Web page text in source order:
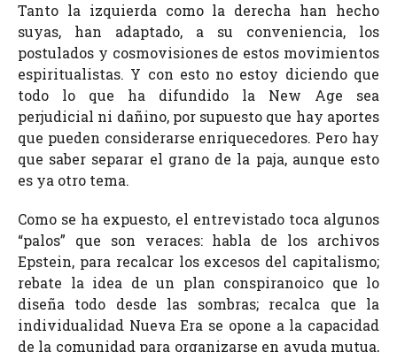
Tanto la izquierda como la derecha han hecho
suyas, han adaptado, a su conveniencia, los
postulados y cosmovisiones de estos movimientos
espiritualistas. Y con esto no estoy diciendo que
todo lo que ha difundido la New Age sea
perjudicial ni dañino, por supuesto que hay aportes
que pueden considerarse enriquecedores. Pero hay
que saber separar el grano de la paja, aunque esto
es ya otro tema.
Como se ha expuesto, el entrevistado toca algunos
“palos” que son veraces: habla de los archivos
Epstein, para recalcar los excesos del capitalismo;
rebate la idea de un plan conspiranoico que lo
diseña todo desde las sombras; recalca que la
individualidad Nueva Era se opone a la capacidad
de la comunidad para organizarse en ayuda mutua,